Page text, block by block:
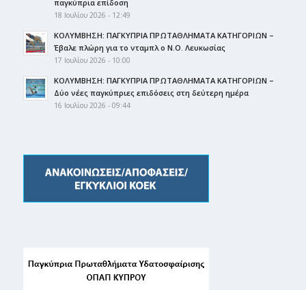
παγκύπρια επίδοση
18 Ιουλίου 2026 - 12:49
ΚΟΛΥΜΒΗΣΗ: ΠΑΓΚΥΠΡΙΑ ΠΡΩΤΑΘΛΗΜΑΤΑ ΚΑΤΗΓΟΡΙΩΝ –
Έβαλε πλώρη για το νταμπλ ο Ν.Ο. Λευκωσίας
17 Ιουλίου 2026 - 10:00
ΚΟΛΥΜΒΗΣΗ: ΠΑΓΚΥΠΡΙΑ ΠΡΩΤΑΘΛΗΜΑΤΑ ΚΑΤΗΓΟΡΙΩΝ –
Δύο νέες παγκύπριες επιδόσεις στη δεύτερη ημέρα
16 Ιουλίου 2026 - 09:44